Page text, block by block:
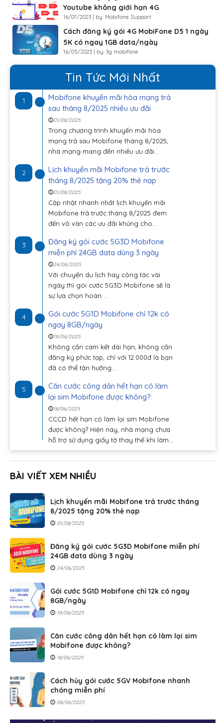
Youtube không giới hạn 4G
16/07/2023 | by: Mobifone Support
Cách đăng ký gói 4G MobiFone D5 1 ngày
5K có ngay 1GB data/ngày
16/05/2023 | by: 3g mobifone
Tin Tức Mới Nhất
1
Mobifone khuyến mãi hòa mạng trả
sau tháng 8/2025 nhiều ưu đãi
01/08/2025
Trong chương trình khuyến mãi hòa
mạng trả sau Mobifone tháng 8/2025,
nhà mạng mang đến nhiều ưu đãi...
2
Lịch khuyến mãi Mobifone trả trước
tháng 8/2025 tặng 20% thẻ nạp
01/08/2025
Cập nhật nhanh nhất lịch khuyến mãi
Mobifone trả trước tháng 8/2025 đem
đến vô vàn các ưu đãi khủng cho...
3
Đăng ký gói cước 5G3D Mobifone
miễn phí 24GB data dùng 3 ngày
24/06/2025
Với chuyến du lịch hay công tác vài
ngày thì gói cước 5G3D Mobifone sẽ là
sự lựa chọn hoàn ...
4
Gói cước 5G1D Mobifone chỉ 12k có
ngay 8GB/ngày
19/06/2025
Không cần cam kết dài hạn, không cần
đăng ký phức tạp, chỉ với 12.000đ là bạn
đã có thể tận hưởng...
5
Căn cước công dân hết hạn có làm
lại sim Mobifone được không?
18/06/2025
CCCD hết hạn có làm lại sim Mobifone
được không? Hiện nay, nhà mạng chưa
hỗ trợ sử dụng giấy tờ thay thế khi làm...
BÀI VIẾT XEM NHIỀU
Lịch khuyến mãi Mobifone trả trước tháng
8/2025 tặng 20% thẻ nạp
01/08/2025
Đăng ký gói cước 5G3D Mobifone miễn phí
24GB data dùng 3 ngày
24/06/2025
Gói cước 5G1D Mobifone chỉ 12k có ngay
8GB/ngày
19/06/2025
Căn cước công dân hết hạn có làm lại sim
Mobifone được không?
18/06/2025
Cách hủy gói cước 5GV Mobifone nhanh
chóng miễn phí
08/06/2025